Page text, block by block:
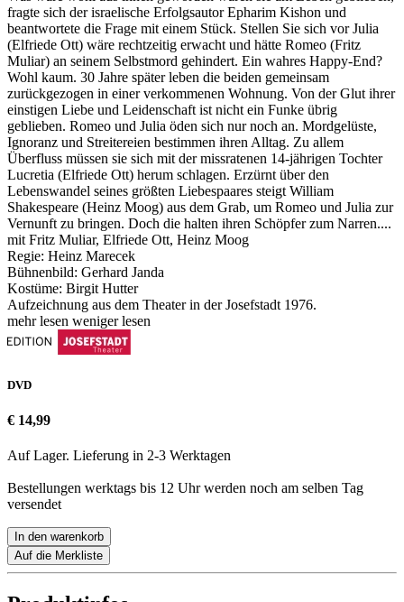
fragte sich der israelische Erfolgsautor Epharim Kishon und
beantwortete die Frage mit einem Stück. Stellen Sie sich vor Julia
(Elfriede Ott) wäre rechtzeitig erwacht und hätte Romeo (Fritz
Muliar) an seinem Selbstmord gehindert. Ein wahres Happy-End?
Wohl kaum. 30 Jahre später leben die beiden gemeinsam
zurückgezogen in einer verkommenen Wohnung. Von der Glut ihrer
einstigen Liebe und Leidenschaft ist nicht ein Funke übrig
geblieben. Romeo und Julia öden sich nur noch an. Mordgelüste,
Ignoranz und Streitereien bestimmen ihren Alltag. Zu allem
Überfluss müssen sie sich mit der missratenen 14-jährigen Tochter
Lucretia (Elfriede Ott) herum schlagen. Erzürnt über den
Lebenswandel seines größten Liebespaares steigt William
Shakespeare (Heinz Moog) aus dem Grab, um Romeo und Julia zur
Vernunft zu bringen. Doch die halten ihren Schöpfer zum Narren....
mit Fritz Muliar, Elfriede Ott, Heinz Moog
Regie: Heinz Marecek
Bühnenbild: Gerhard Janda
Kostüme: Birgit Hutter
Aufzeichnung aus dem Theater in der Josefstadt 1976.
mehr lesen weniger lesen
DVD
€ 14,99
Auf Lager. Lieferung in 2-3 Werktagen
Bestellungen werktags bis 12 Uhr werden noch am selben Tag
versendet
In den warenkorb
Auf die Merkliste